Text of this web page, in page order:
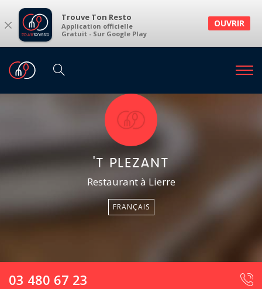
× Trouve Ton Resto
Application officielle
Gratuit - Sur Google Play
OUVRIR
'T PLEZANT
Restaurant à Lierre
FRANÇAIS
03 480 67 23